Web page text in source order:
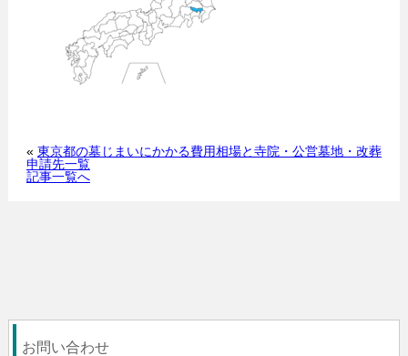
« 東京都の墓じまいにかかる費用相場と寺院・公営墓地・改葬
申請先一覧
記事一覧へ
お問い合わせ